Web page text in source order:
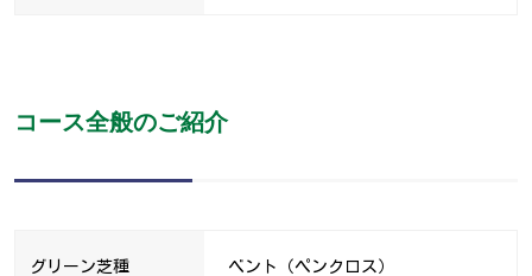
コース全般のご紹介
グリーン芝種 ベント（ペンクロス）